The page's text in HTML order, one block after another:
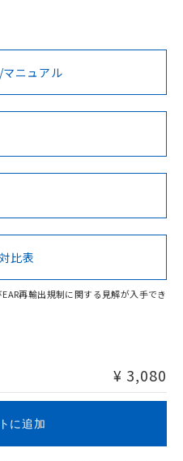
だく前に、以下を必ずお読
Cd Cr(VI)
能性があります。
BV型式承認
（フランス
KR型式
（韓国
No No
規格認証/適合状況ページへ
ページからご検索ください
ニュアル
比表
再輸出規制に関する見解が入手でき
¥ 3,080
に追加